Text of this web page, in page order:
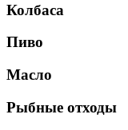
Колбаса
Пиво
Масло
Рыбные отходы